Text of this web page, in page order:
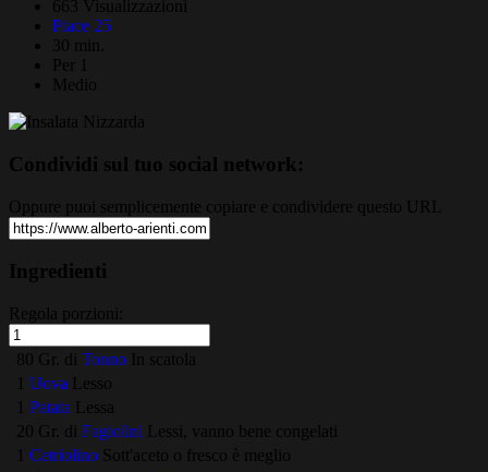
663 Visualizzazioni
Piace 25
30 min.
Per 1
Medio
Condividi sul tuo social network:
Oppure puoi semplicemente copiare e condividere questo URL
Ingredienti
Regola porzioni:
80 Gr. di Tonno In scatola
Uova Lesso
Patata Lessa
20 Gr. di
Fagiolini Lessi, vanno bene congelati
Cetriolino Sott'aceto o fresco è meglio